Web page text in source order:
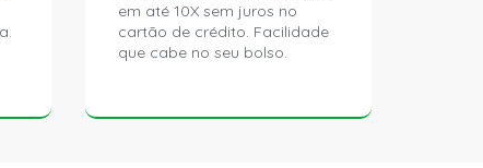
em até 10X sem juros no
cartão de crédito. Facilidade
que cabe no seu bolso.